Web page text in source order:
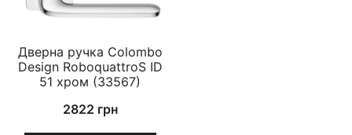
Дверна ручка Colombo
Design RoboquattroS ID
51 хром (33567)
2822 грн